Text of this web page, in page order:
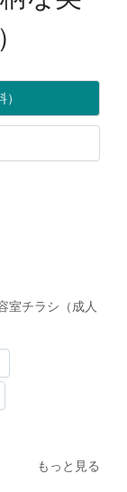
室チラシ（成人
もっと見る